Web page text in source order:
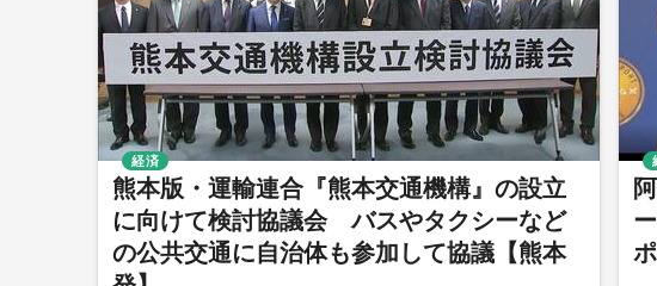
熊本版・運輸連合『熊本交通機構』の設立
に向けて検討協議会 バスやタクシーなど
の公共交通に自治体も参加して協議【熊本
経済